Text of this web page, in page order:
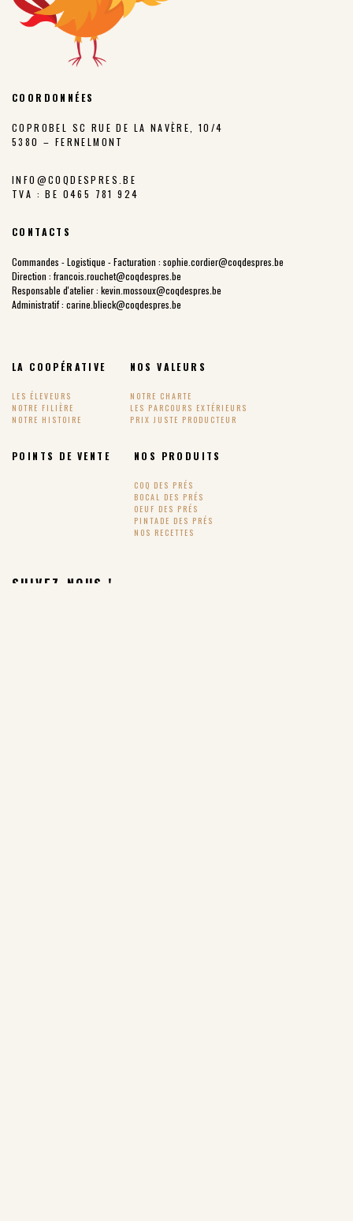
COORDONNÉES
COPROBEL SC RUE DE LA NAVÈRE, 10/4
5380 – FERNELMONT
INFO@COQDESPRES.BE
TVA : BE 0465 781 924
CONTACTS
Commandes - Logistique - Facturation : sophie.cordier@coqdespres.be
Direction : francois.rouchet@coqdespres.be
Responsable d'atelier : kevin.mossoux@coqdespres.be
Administratif : carine.blieck@coqdespres.be
LA COOPÉRATIVE
LES ÉLEVEURS
NOTRE FILIÈRE
NOTRE HISTOIRE
NOS VALEURS
NOTRE CHARTE
LES PARCOURS EXTÉRIEURS
PRIX JUSTE PRODUCTEUR
POINTS DE VENTE NOS PRODUITS
COQ DES PRÉS
BOCAL DES PRÉS
OEUF DES PRÉS
PINTADE DES PRÉS
NOS RECETTES
SUIVEZ-NOUS !